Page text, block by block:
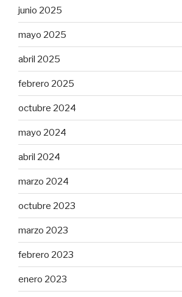
junio 2025
mayo 2025
abril 2025
febrero 2025
octubre 2024
mayo 2024
abril 2024
marzo 2024
octubre 2023
marzo 2023
febrero 2023
enero 2023